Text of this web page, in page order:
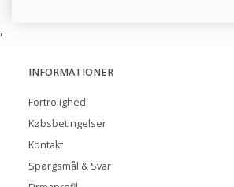
,
INFORMATIONER
Fortrolighed
Købsbetingelser
Kontakt
Spørgsmål & Svar